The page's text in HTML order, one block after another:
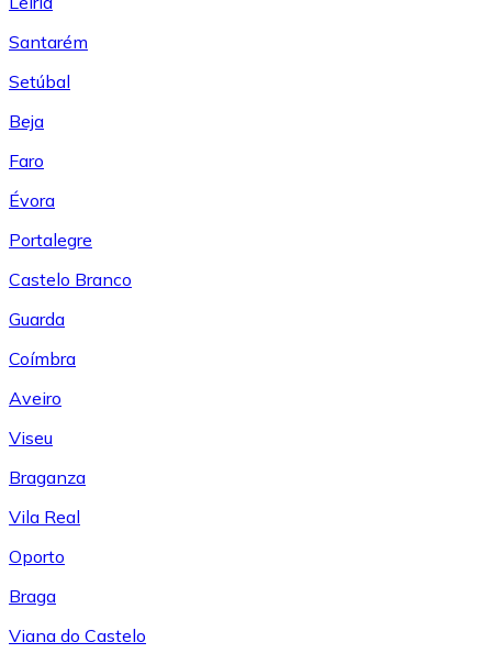
Santarém
Setúbal
Beja
Faro
Évora
Portalegre
Castelo Branco
Guarda
Coímbra
Aveiro
Viseu
Braganza
Vila Real
Oporto
Braga
Viana do Castelo